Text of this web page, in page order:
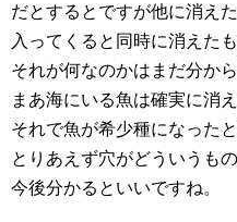
だとするとですが他に消え
入ってくると同時に消えた
それが何なのかはまだ分か
まあ海にいる魚は確実に消
それで魚が希少種になった
とりあえず穴がどういうもの
今後分かるといいですね。